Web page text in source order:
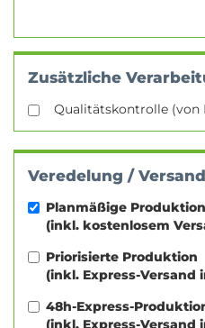
Zusätzliche
Qualitätskontrolle (von
Veredelung / Versand
Planmäßige Produktion
(inkl. kostenlosem
Priorisierte Produktion
(inkl. Express-Versand
48h-Express-
(inkl. Express-Versand